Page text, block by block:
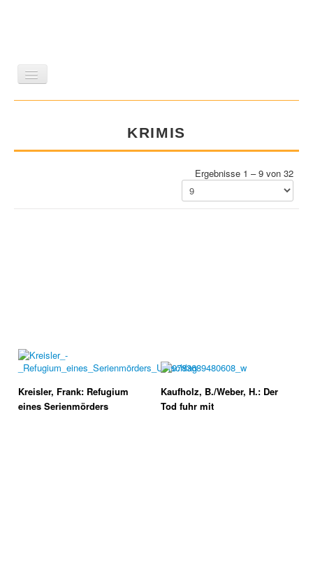
WISSENSCHAFT
KRIMIS
Ergebnisse 1 – 9 von 32
Kreisler, Frank: Refugium
eines Serienmörders
Kaufholz, B./Weber, H.: Der
Tod fuhr mit